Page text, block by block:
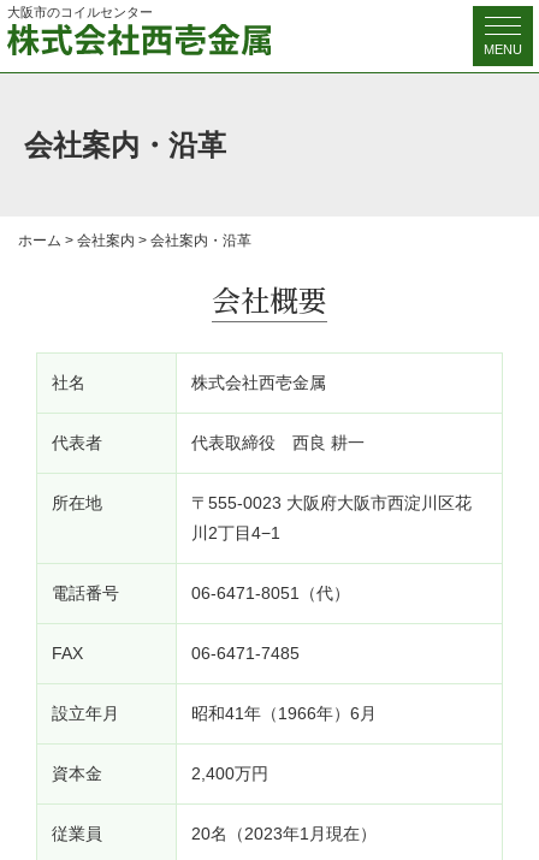
MENU
大阪市のコイルセンター
会社案内・沿革
ホーム > 会社案内 > 会社案内・沿革
会社概要
社名 株式会社西壱金属
代表者 代表取締役 西良 耕一
所在地
〒555-0023 大阪府大阪市西淀川区花
川2丁目4−1
電話番号 06-6471-8051（代）
FAX 06-6471-7485
設立年月 昭和41年（1966年）6月
資本金 2,400万円
従業員 20名（2023年1月現在）